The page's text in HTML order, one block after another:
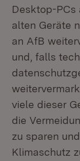
Desktop-PCs
alten Geräte
an AfB
und, falls
viele dieser
die
zu sparen
Klimaschutz